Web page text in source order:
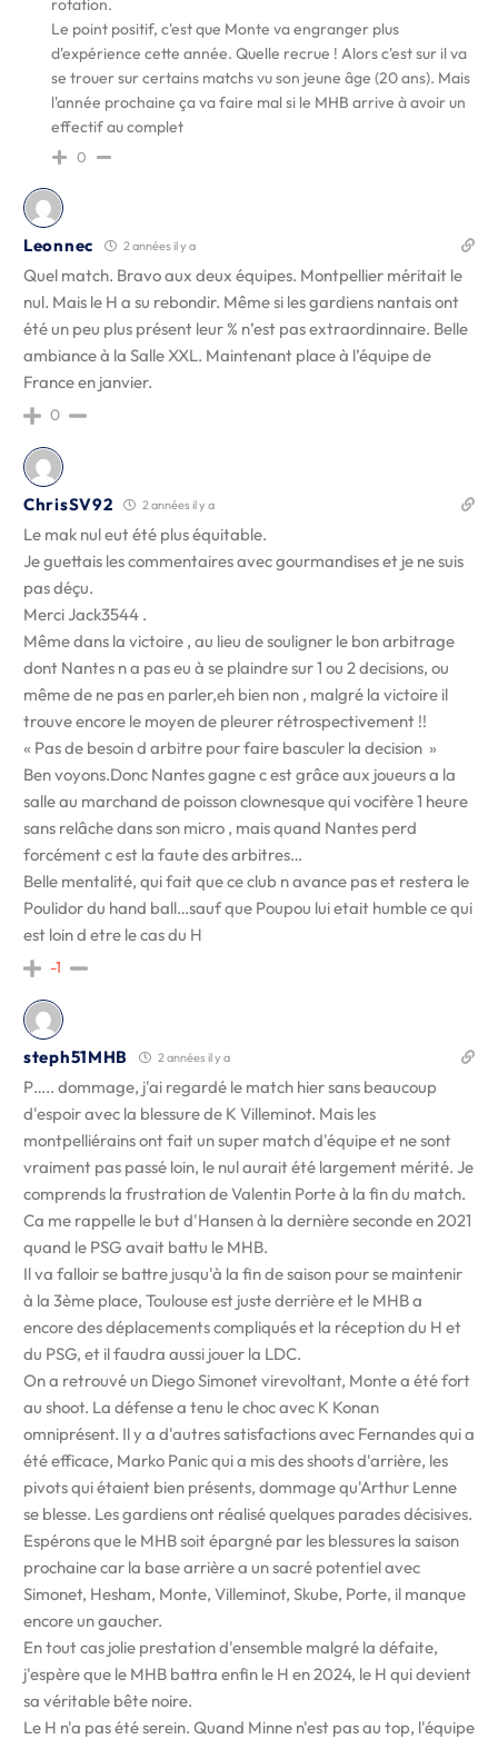
rotation.
Le point positif, c'est que Monte va engranger plus
d'expérience cette année. Quelle recrue ! Alors c'est sur il va
se trouer sur certains matchs vu son jeune âge (20 ans). Mais
l'année prochaine ça va faire mal si le MHB arrive à avoir un
effectif au complet
0
Leonnec 2 années il y a
Quel match. Bravo aux deux équipes. Montpellier méritait le
nul. Mais le H a su rebondir. Même si les gardiens nantais ont
été un peu plus présent leur % n’est pas extraordinnaire. Belle
ambiance à la Salle XXL. Maintenant place à l’équipe de
France en janvier.
0
ChrisSV92 2 années il y a
Le mak nul eut été plus équitable.
Je guettais les commentaires avec gourmandises et je ne suis
pas déçu.
Merci Jack3544 .
Même dans la victoire , au lieu de souligner le bon arbitrage
dont Nantes n a pas eu à se plaindre sur 1 ou 2 decisions, ou
même de ne pas en parler,eh bien non , malgré la victoire il
trouve encore le moyen de pleurer rétrospectivement !!
« Pas de besoin d arbitre pour faire basculer la decision »
Ben voyons.Donc Nantes gagne c est grâce aux joueurs a la
salle au marchand de poisson clownesque qui vocifère 1 heure
sans relâche dans son micro , mais quand Nantes perd
forcément c est la faute des arbitres…
Belle mentalité, qui fait que ce club n avance pas et restera le
Poulidor du hand ball…sauf que Poupou lui etait humble ce qui
est loin d etre le cas du H
-1
steph51MHB 2 années il y a
P….. dommage, j'ai regardé le match hier sans beaucoup
d'espoir avec la blessure de K Villeminot. Mais les
montpelliérains ont fait un super match d'équipe et ne sont
vraiment pas passé loin, le nul aurait été largement mérité. Je
comprends la frustration de Valentin Porte à la fin du match.
Ca me rappelle le but d'Hansen à la dernière seconde en 2021
quand le PSG avait battu le MHB.
Il va falloir se battre jusqu'à la fin de saison pour se maintenir
à la 3ème place, Toulouse est juste derrière et le MHB a
encore des déplacements compliqués et la réception du H et
du PSG, et il faudra aussi jouer la LDC.
On a retrouvé un Diego Simonet virevoltant, Monte a été fort
au shoot. La défense a tenu le choc avec K Konan
omniprésent. Il y a d'autres satisfactions avec Fernandes qui a
été efficace, Marko Panic qui a mis des shoots d'arrière, les
pivots qui étaient bien présents, dommage qu'Arthur Lenne
se blesse. Les gardiens ont réalisé quelques parades décisives.
Espérons que le MHB soit épargné par les blessures la saison
prochaine car la base arrière a un sacré potentiel avec
Simonet, Hesham, Monte, Villeminot, Skube, Porte, il manque
encore un gaucher.
En tout cas jolie prestation d'ensemble malgré la défaite,
j'espère que le MHB battra enfin le H en 2024, le H qui devient
sa véritable bête noire.
Le H n'a pas été serein. Quand Minne n'est pas au top, l'équipe